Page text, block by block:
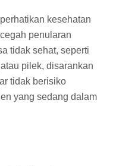
kesehatan
penularan
tidak sehat, seperti
pilek, disarankan
tidak berisiko
yang sedang dalam